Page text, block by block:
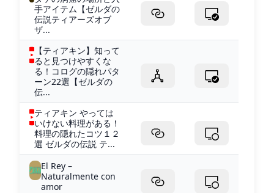
手アイテム【ゼルダの
伝説ティアーズオブ
ザ...
【ティアキン】知って
ると見つけやすくな
る！コログの隠れパタ
ーン22選【ゼルダの
伝...
ティアキン やっては
いけない料理がある！
料理の隠れたコツ１２
選 ゼルダの伝説 テ...
El Rey –
Naturalmente con
amor